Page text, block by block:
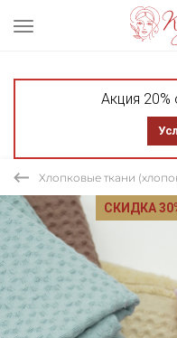
Акция 20%
Хлопковые ткани
СКИДКА